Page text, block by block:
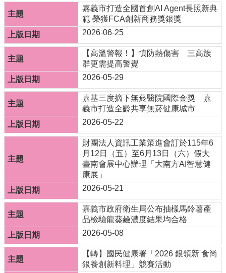
照
中
心
FB
資
安
全
政
隱
政
資
料
開
宣
告
嘉義市打造全國首創AI Agent長照新典
範 榮獲FCA創新商務獎銀獎
2026-06-25
【高溫警報！】慎防熱傷害 三高族
群更需提高警覺
2026-05-29
嘉基三度摘下無菸醫院國際金獎 嘉
義市打造全齡共享無菸健康城市
2026-05-22
財團法人資訊工業策進會訂於115年6
月12日（五）至6月13日（六）假大
臺南會展中心辦理「大南方AI智慧健
康展」
2026-05-21
嘉義市政府衛生局公布抽樣馬鈴薯產
品檢驗龍葵鹼濃度結果均合格
2026-05-08
【轉】國民健康署「2026 銀領新 食尚
銀養創新料理」競賽活動